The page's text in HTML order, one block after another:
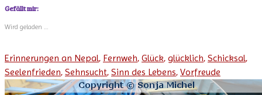
Gefällt mir:
Wird geladen …
Erinnerungen an Nepal, Fernweh, Glück, glücklich, Schicksal,
Seelenfrieden, Sehnsucht, Sinn des Lebens, Vorfreude